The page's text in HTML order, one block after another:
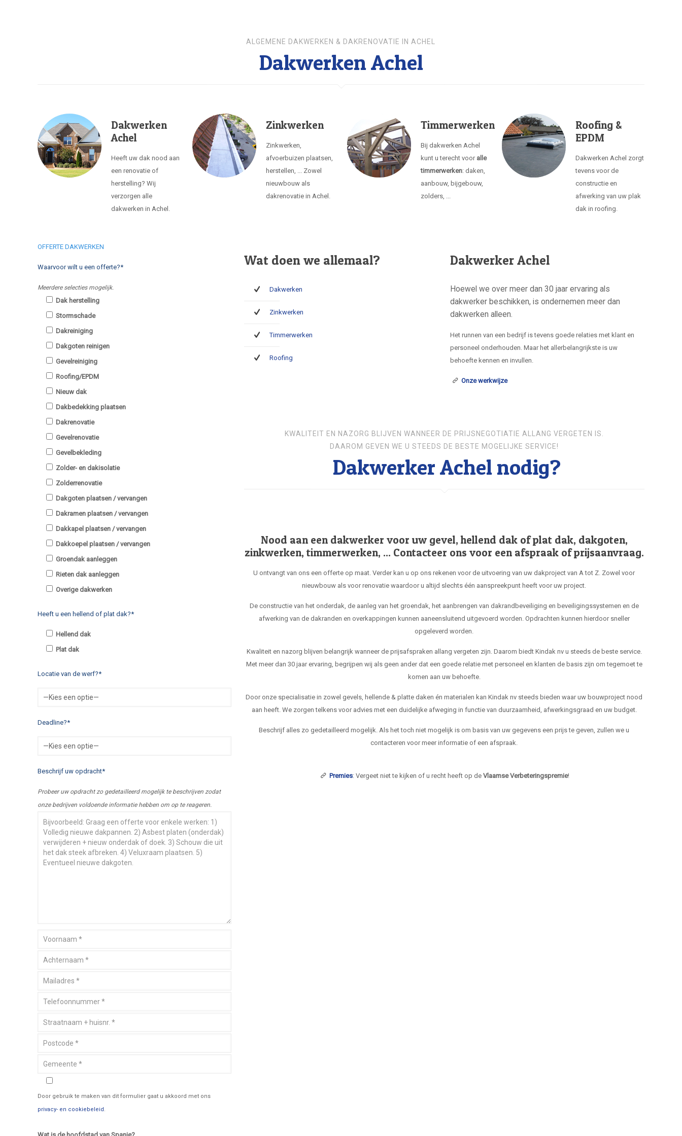
ALGEMENE DAKWERKEN & DAKRENOVATIE IN ACHEL
Dakwerken Achel
Dakwerken
Achel
Heeft uw dak nood aan
een renovatie of
herstelling? Wij
verzorgen alle
dakwerken in Achel.
Zinkwerken
Zinkwerken,
afvoerbuizen plaatsen,
herstellen, ... Zowel
nieuwbouw als
dakrenovatie in Achel.
Timmerwerken
Bij dakwerken Achel
kunt u terecht voor alle
timmerwerken: daken,
aanbouw, bijgebouw,
zolders, ...
Roofing &
EPDM
Dakwerken Achel zorgt
tevens voor de
constructie en
afwerking van uw plak
dak in roofing.
OFFERTE DAKWERKEN
Waarvoor wilt u een offerte?*
Meerdere selecties mogelijk.
Dak herstelling
Stormschade
Dakreiniging
Dakgoten reinigen
Gevelreiniging
Roofing/EPDM
Nieuw dak
Dakbedekking plaatsen
Dakrenovatie
Gevelrenovatie
Gevelbekleding
Zolder- en dakisolatie
Zolderrenovatie
Dakgoten plaatsen / vervangen
Dakramen plaatsen / vervangen
Dakkapel plaatsen / vervangen
Dakkoepel plaatsen / vervangen
Groendak aanleggen
Rieten dak aanleggen
Overige dakwerken
Heeft u een hellend of plat dak?*
Hellend dak
Plat dak
Locatie van de werf?*
Deadline?*
Beschrijf uw opdracht*
Probeer uw opdracht zo gedetailleerd mogelijk te beschrijven zodat
onze bedrijven voldoende informatie hebben om op te reageren.
Door gebruik te maken van dit formulier gaat u akkoord met ons
privacy- en cookiebeleid.
Wat doen we allemaal?
Dakwerken
Zinkwerken
Timmerwerken
Roofing
Dakwerker Achel
Hoewel we over meer dan 30 jaar ervaring als
dakwerker beschikken, is ondernemen meer dan
dakwerken alleen.
Het runnen van een bedrijf is tevens goede relaties met klant en
personeel onderhouden. Maar het allerbelangrijkste is uw
behoefte kennen en invullen.
Onze werkwijze
KWALITEIT EN NAZORG BLIJVEN WANNEER DE PRIJSNEGOTIATIE ALLANG VERGETEN IS.
DAAROM GEVEN WE U STEEDS DE BESTE MOGELIJKE SERVICE!
Dakwerker Achel nodig?
Nood aan een dakwerker voor uw gevel, hellend dak of plat dak, dakgoten,
zinkwerken, timmerwerken, ... Contacteer ons voor een afspraak of prijsaanvraag.
U ontvangt van ons een offerte op maat. Verder kan u op ons rekenen voor de uitvoering van uw dakproject van A tot Z. Zowel voor
nieuwbouw als voor renovatie waardoor u altijd slechts één aanspreekpunt heeft voor uw project.
De constructie van het onderdak, de aanleg van het groendak, het aanbrengen van dakrandbeveiliging en beveiligingssystemen en de
afwerking van de dakranden en overkappingen kunnen aaneensluitend uitgevoerd worden. Opdrachten kunnen hierdoor sneller
opgeleverd worden.
Kwaliteit en nazorg blijven belangrijk wanneer de prijsafspraken allang vergeten zijn. Daarom biedt Kindak nv u steeds de beste service.
Met meer dan 30 jaar ervaring, begrijpen wij als geen ander dat een goede relatie met personeel en klanten de basis zijn om tegemoet te
komen aan uw behoefte.
Door onze specialisatie in zowel gevels, hellende & platte daken én materialen kan Kindak nv steeds bieden waar uw bouwproject nood
aan heeft. We zorgen telkens voor advies met een duidelijke afweging in functie van duurzaamheid, afwerkingsgraad en uw budget.
Beschrijf alles zo gedetailleerd mogelijk. Als het toch niet mogelijk is om basis van uw gegevens een prijs te geven, zullen we u
contacteren voor meer informatie of een afspraak.
Premies: Vergeet niet te kijken of u recht heeft op deVlaamse Verbeteringspremie!